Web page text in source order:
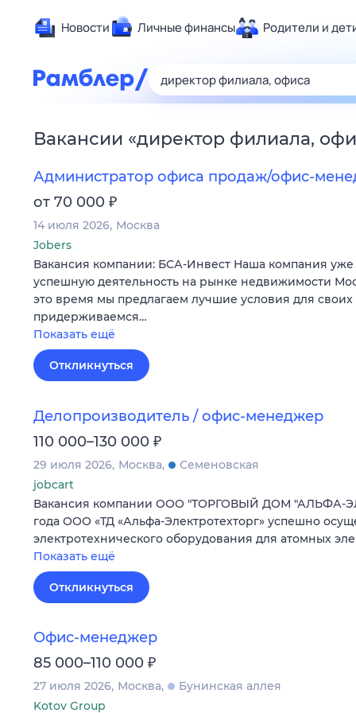
Новости Личные финансы Родители и
Здоровье
Спорт
Карьера
Гороскопы
Вакансии «директор филиала,
Администратор офиса продаж/офис-
от 70 000 ₽
14 июля 2026 Москва
Jobers
Вакансия компании: БСА-Инвест Наша компания уже
успешную деятельность на рынке недвижимости
это время мы предлагаем лучшие условия для своих
придерживаемся…
Показать ещё
Откликнуться
Делопроизводитель / офис-менеджер
110 000–130 000 ₽
29 июля 2026 Москва
Семеновская
jobcart
Вакансия компании ООО "ТОРГОВЫЙ ДОМ "АЛЬФА-
года ООО «ТД «Альфа-Электротехторг» успешно
электротехнического оборудования для атомных
Показать ещё
Откликнуться
Офис-менеджер
85 000–110 000 ₽
27 июля 2026 Москва
Бунинская аллея
Kotov Group